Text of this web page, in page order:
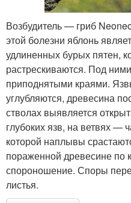
Возбудитель — гриб
этой болезни яблонь
удлиненных бурых пятен,
растрескиваются. Под
приподнятыми краями.
углубляются, древесина
стволах выявляется
глубоких язв, на ветвях
которой наплывы
пораженной древесине по
спороношение. Споры
листья.